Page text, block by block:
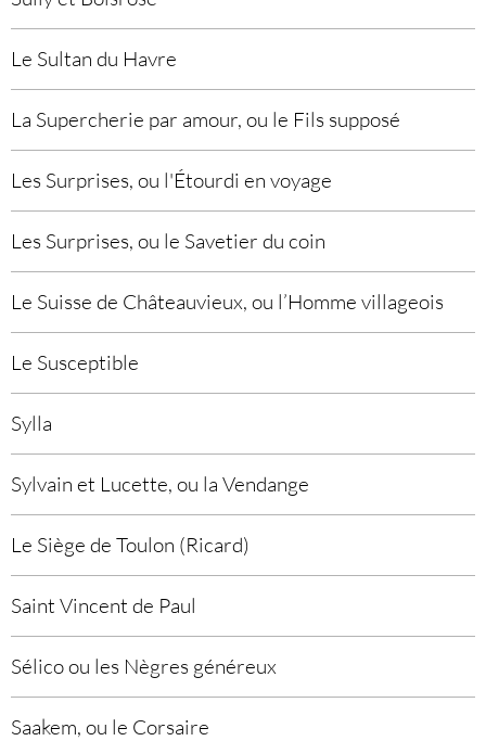
Le Sultan du Havre
La Supercherie par amour, ou le Fils supposé
Les Surprises, ou l'Étourdi en voyage
Les Surprises, ou le Savetier du coin
Le Suisse de Châteauvieux, ou l’Homme villageois
Le Susceptible
Sylla
Sylvain et Lucette, ou la Vendange
Le Siège de Toulon (Ricard)
Saint Vincent de Paul
Sélico ou les Nègres généreux
Saakem, ou le Corsaire